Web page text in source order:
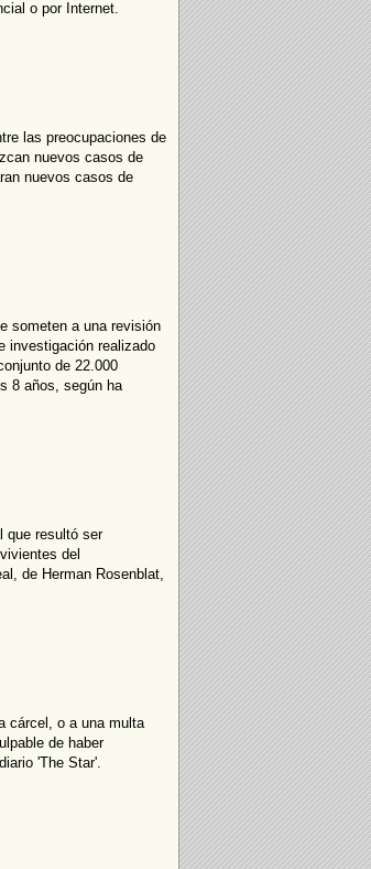
o por Internet.
las preocupaciones de
nuevos casos de
nuevos casos de
someten a una revisión
investigación realizado
de 22.000
8 años, según ha
que resultó ser
del
de Herman Rosenblat,
cárcel, o a una multa
de haber
'The Star'.